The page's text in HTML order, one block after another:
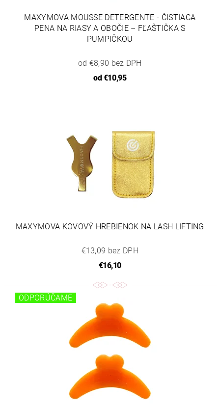
MAXYMOVA MOUSSE DETERGENTE - ČISTIACA
PENA NA RIASY A OBOČIE – FĽAŠTIČKA S
PUMPIČKOU
od €8,90 bez DPH
od€10,95
MAXYMOVA KOVOVÝ HREBIENOK NA LASH LIFTING
€13,09 bez DPH
€16,10
ODPORÚČAME